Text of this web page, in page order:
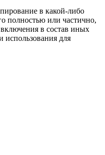
в какой-либо
полностью или частично,
в состав иных
для